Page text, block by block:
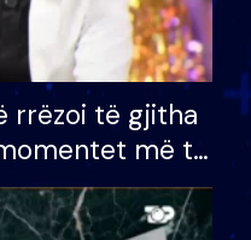
rrëzoi të gjitha
më të
BB VIP: Do më
kur…